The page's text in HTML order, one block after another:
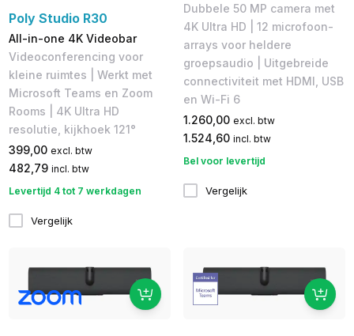
Poly Studio R30
All-in-one 4K Videobar
Videoconferencing voor
kleine ruimtes | Werkt met
Microsoft Teams en Zoom
Rooms | 4K Ultra HD
resolutie, kijkhoek 121°
399,00 excl. btw
482,79 incl. btw
Levertijd 4 tot 7 werkdagen
Vergelijk
Dubbele 50 MP camera met
4K Ultra HD | 12 microfoon-
arrays voor heldere
groepsaudio | Uitgebreide
connectiviteit met HDMI, USB
en Wi-Fi 6
1.260,00 excl. btw
1.524,60 incl. btw
Bel voor levertijd
Vergelijk